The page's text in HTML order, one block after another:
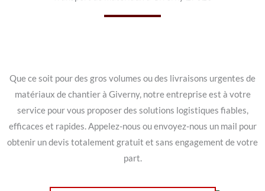
Que ce soit pour des gros volumes ou des livraisons urgentes de
matériaux de chantier à Giverny, notre entreprise est à votre
service pour vous proposer des solutions logistiques fiables,
efficaces et rapides. Appelez-nous ou envoyez-nous un mail pour
obtenir un devis totalement gratuit et sans engagement de votre
part.